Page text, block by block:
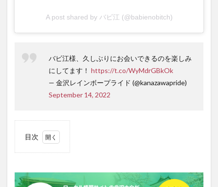
A post shared by バビ江 (@babienobitch)
バビ江様、久しぶりにお会いできるのを楽しみ
にしてます！ https://t.co/WyMdrGBkOk
— 金沢レインボープライド (@kanazawapride)
September 14, 2022
目次
バビ江さん